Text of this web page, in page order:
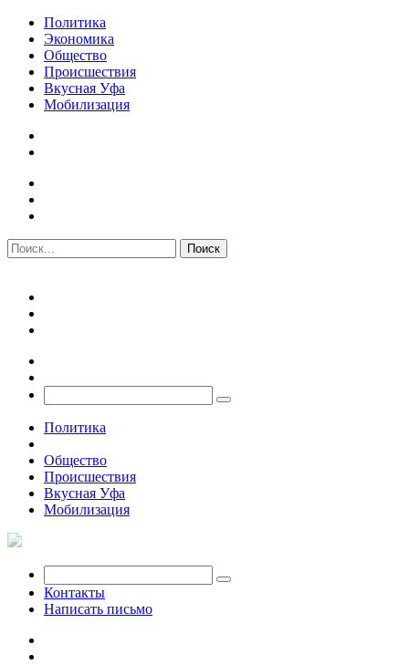
Политика
Экономика
Общество
Происшествия
Вкусная Уфа
Мобилизация
Политика
Общество
Происшествия
Вкусная Уфа
Мобилизация
Контакты
Написать письмо